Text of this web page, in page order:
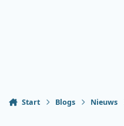
Start Blogs Nieuws